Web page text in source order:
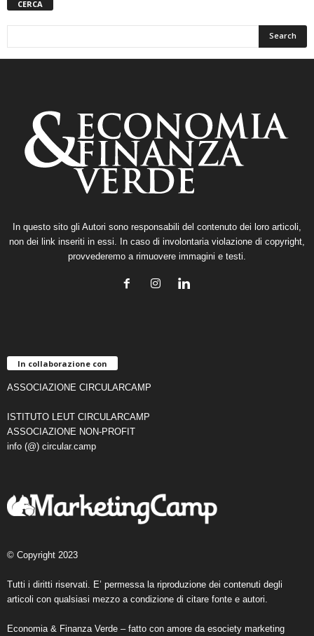
CERCA
In questo sito gli Autori sono responsabili del contenuto dei loro articoli,
non dei link inseriti in essi. In caso di involontaria violazione di copyright,
provvederemo a rimuovere immagini e testi.
In collaborazione con
ASSOCIAZIONE CIRCULARCAMP
ISTITUTO LEUT CIRCULARCAMP
ASSOCIAZIONE NON-PROFIT
info (@) circular.camp
© Copyright 2023
Tutti i diritti riservati. E’ permessa la riproduzione dei contenuti degli
articoli con qualsiasi mezzo a condizione di citare fonte e autori.
Economia & Finanza Verde – fatto con amore da esociety marketing